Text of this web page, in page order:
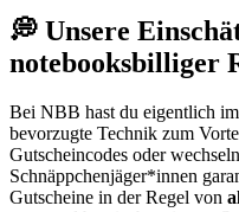
💭 Unsere
notebooksbilliger
Bei NBB hast du eigentlich
bevorzugte Technik zum
Gutscheincodes oder
Schnäppchenjäger*innen
Gutscheine in der Regel von